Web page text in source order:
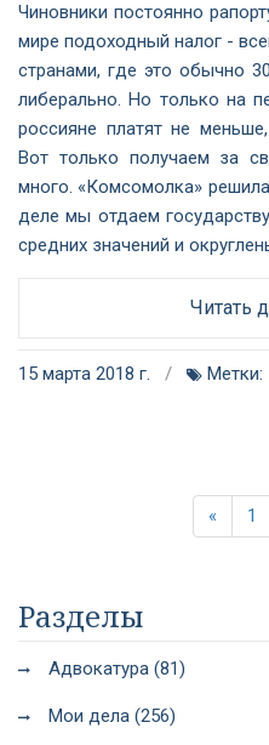
Чиновники постоянно
мире подоходный налог -
странами, где это обычно
либерально. Но только на
россияне платят не
Вот только получаем за
много. «Комсомолка»
деле мы отдаем
средних значений и
Читать
15 марта 2018 г. / Метки:
« 1
Разделы
Адвокатура (81)
Мои дела (256)